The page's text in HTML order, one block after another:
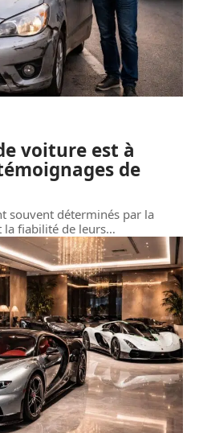
voiture est à
de
souvent déterminés par la
la fiabilité de leurs…